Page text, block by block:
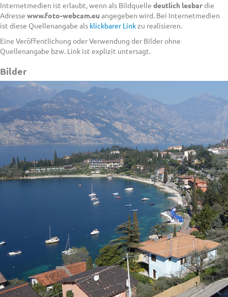
Internetmedien ist erlaubt, wenn als Bildquelle deutlich lesbardie
Adresse www.foto-webcam.euangegeben wird. Bei Internetmedien
ist diese Quellenangabe als klickbarer Linkzu realisieren.
Eine Veröffentlichung oder Verwendung der Bilder ohne
Quellenangabe bzw. Link ist explizit untersagt.
Bilder